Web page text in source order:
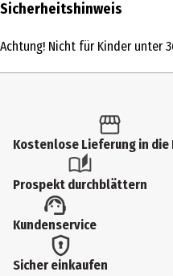
Produkttyp
6 Jahre
Artikelnummer des Herstellers
86759
Hersteller
Funko EU BV
Sicherheitshinweis
Achtung! Nicht für Kinder unter
Kostenlose Lieferung in die
Prospekt durchblättern
Kundenservice
Sicher einkaufen